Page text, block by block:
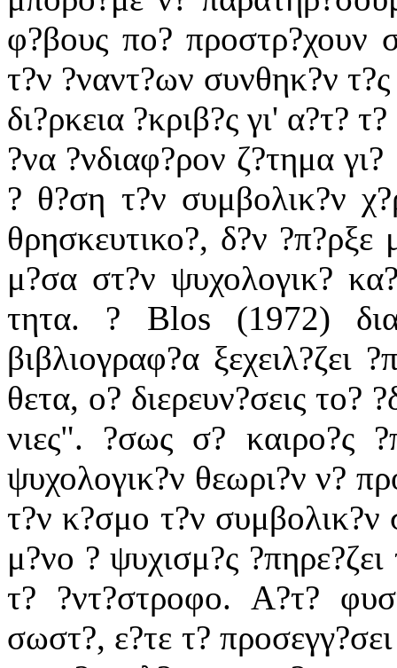
φ?βους πο? προστρ?χουν
τ?ν ?ναντ?ων συνθηκ?ν
δι?ρκεια ?κριβ?ς γι' α?τ?
?να ?νδιαφ?ρον ζ?τημα
? θ?ση τ?ν συμβολικ?ν
θρησκευτικο?, δ?ν ?π?ρξε
μ?σα στ?ν ψυχολογικ?
τητα. ? Blos (1972)
βιβλιογραφ?α ξεχειλ?ζει
θετα, ο? διερευν?σεις το?
νιες". ?σως σ? καιρο?ς
ψυχολογικ?ν θεωρι?ν ν?
τ?ν κ?σμο τ?ν συμβολικ?ν
μ?νο ? ψυχισμ?ς
τ? ?ντ?στροφο. Α?τ?
σωστ?, ε?τε τ?